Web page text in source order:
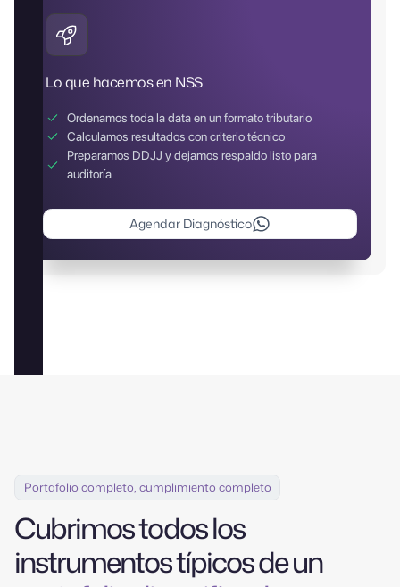
Lo que hacemos en NSS
Ordenamos toda la data en un formato tributario
Calculamos resultados con criterio técnico
Preparamos DDJJ y dejamos respaldo listo para
auditoría
Agendar Diagnóstico
Portafolio completo, cumplimiento completo
Cubrimos todos los
instrumentos típicos de un